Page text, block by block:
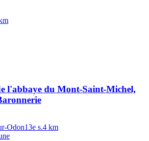
l'abbaye du Mont-Saint-Michel,
Odon13e s.4 km